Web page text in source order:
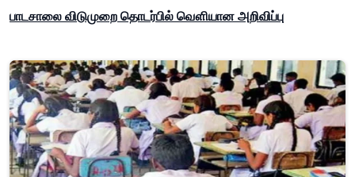
பாடசாலை விடுமுறை தொடர்பில் வௌியான அறிவிப்பு